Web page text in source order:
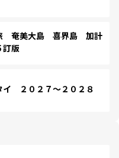
奄美大島 喜界島 加計
版
２０２７～２０２８